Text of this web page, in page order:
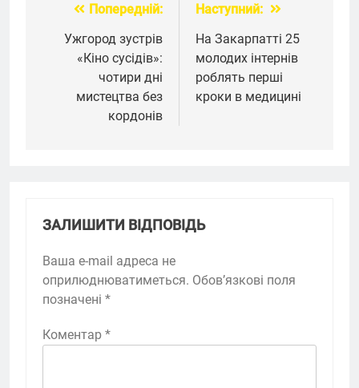
Навігація
записів
Попередній:
Ужгород зустрів
«Кіно сусідів»:
чотири дні
мистецтва без
кордонів
Наступний:
На Закарпатті 25
молодих інтернів
роблять перші
кроки в медицині
ЗАЛИШИТИ ВІДПОВІДЬ
Ваша e-mail адреса не
оприлюднюватиметься. Обов’язкові поля
позначені *
Коментар *